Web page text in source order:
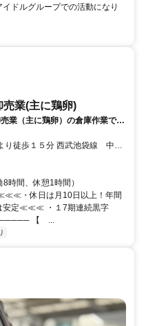
ドルグループでの活動になり
売業(主に鶏卵)
業（主に鶏卵）の倉庫作業で
バイク通勤可
時間、休憩1時間）
・休日は月10日以上！年間
安定≪≪≪ ・１7期連続黒字
【 ...